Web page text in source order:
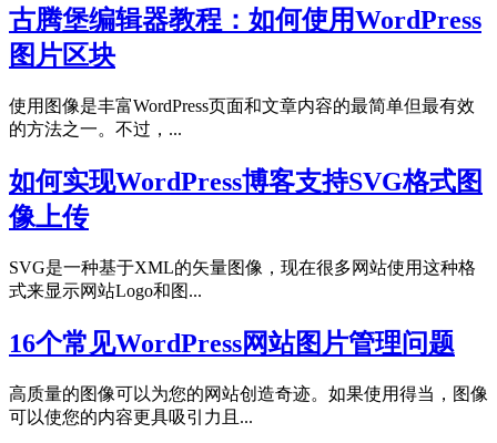
古腾堡编辑器教程：如何使用WordPress
图片区块
使用图像是丰富WordPress页面和文章内容的最简单但最有效
的方法之一。不过，...
如何实现WordPress博客支持SVG格式图
像上传
SVG是一种基于XML的矢量图像，现在很多网站使用这种格
式来显示网站Logo和图...
16个常见WordPress网站图片管理问题
高质量的图像可以为您的网站创造奇迹。如果使用得当，图像
可以使您的内容更具吸引力且...